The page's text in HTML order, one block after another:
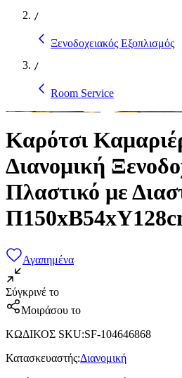
/
Ξενοδοχειακός Εξοπλισμός
/
Room Service
Καρότσι
Διανομική
Πλαστικό με
Αγαπημένα
Σύγκρινέ το
Μοιράσου το
ΚΩΔΙΚΟΣ SKU:SF-104646868
Κατασκευαστής:Διανομική